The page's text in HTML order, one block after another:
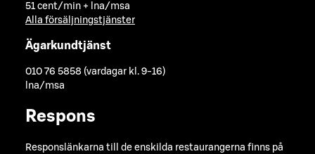
51 cent/min + lna/msa
Alla försäljningstjänster
Ägarkundtjänst
010 76 5858 (vardagar kl. 9-16)
lna/msa
Respons
Responslänkarna till de enskilda restaurangerna finns på